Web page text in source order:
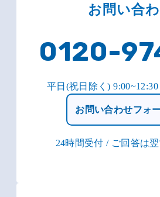
お問い合
0120-
平日(祝日除く) 9:00~12:30
お問い合わせフォ
24時間受付 / ご回答は